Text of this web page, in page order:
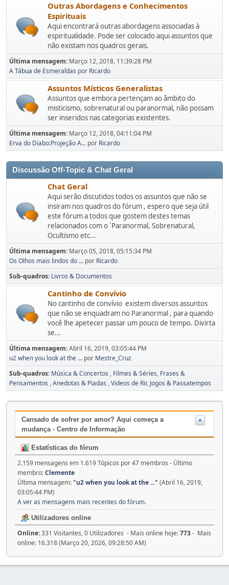
Outras Abordagens e Conhecimentos
Espirituais
Aqui encontrará outras abordagens associadas à
espiritualidade. Pode ser colocado aqui assuntos que
não existam nos quadros gerais.
Última mensagem: Março 12, 2018, 11:39:28 PM
A Tábua de Esmeraldas por Ricardo
Assuntos Místicos Generalistas
Assuntos que embora pertençam ao âmbito do
misticismo, sobrenatural ou paranormal, não possam
ser inseridos nas categorias existentes.
Última mensagem: Março 12, 2018, 04:11:04 PM
Erva do Diabo:Projeção A... por Ricardo
Discussão Off-Topic & Chat Geral
Chat Geral
Aqui serão discutidos todos os assuntos que não se
insiram nos quadros do fórum , espero que seja útil
este fórum a todos que gostem destes temas
relacionados com o ´Paranormal, Sobrenatural,
Ocultismo etc...
Última mensagem: Março 05, 2018, 05:15:34 PM
Os Olhos mais lindos do ... por Ricardo
Sub-quadros Livros & Documentos
Cantinho de Convívio
No cantinho de convívio existem diversos assuntos
que não se enquadram no Paranormal , para quando
você lhe apetecer passar um pouco de tempo. Divirta
se...
Última mensagem:Abril 16, 2019, 03:05:44 PM
u2 when you look at the ... por Mestre_Cruz
Sub-quadros Música & Concertos Filmes & Séries Frases &
Pensamentos Anedotas & Piadas Videos de Rir Jogos & Passatempos
Cansado de sofrer por amor? Aqui começa a
mudança - Centro de Informação
Estatísticas do fórum
2.159 mensagens em 1.619 Tópicos por 47 membros - Último
membro:Clemente
Última mensagem:"u2 when you look at the ..." (Abril 16, 2019,
03:05:44 PM)
A ver as mensagens mais recentes do fórum.
Utilizadores online
Online:331 Visitantes, 0 Utilizadores - Mais online hoje:773- Mais
online: 16.318 (Março 20, 2026, 09:28:50 AM)